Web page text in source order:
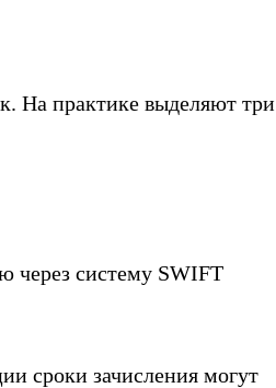
На практике выделяют три
через систему SWIFT
сроки зачисления могут